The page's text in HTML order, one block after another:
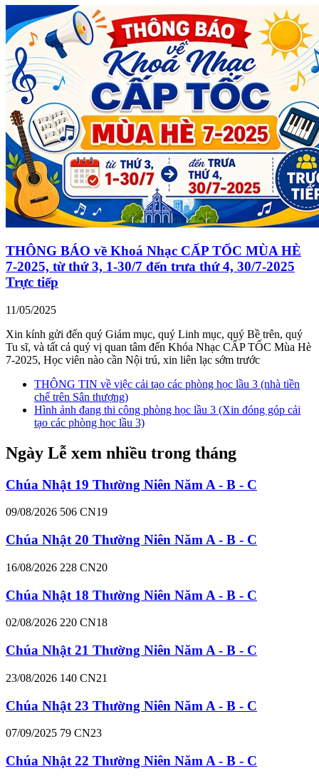
THÔNG BÁO về Khoá Nhạc CẤP TỐC MÙA HÈ
7-2025, từ thứ 3, 1-30/7 đến trưa thứ 4, 30/7-2025
Trực tiếp
11/05/2025
Xin kính gửi đến quý Giám mục, quý Linh mục, quý Bề trên, quý
Tu sĩ, và tất cả quý vị quan tâm đến Khóa Nhạc CẤP TỐC Mùa Hè
7-2025, Học viên nào cần Nội trú, xin liên lạc sớm trước
THÔNG TIN về việc cải tạo các phòng học lầu 3 (nhà tiền
chế trên Sân thượng)
Hình ảnh đang thi công phòng học lầu 3 (Xin đóng góp cải
tạo các phòng học lầu 3)
Ngày Lễ xem nhiều trong tháng
Chúa Nhật 19 Thường Niên Năm A - B - C
09/08/2026 506 CN19
Chúa Nhật 20 Thường Niên Năm A - B - C
16/08/2026 228 CN20
Chúa Nhật 18 Thường Niên Năm A - B - C
02/08/2026 220 CN18
Chúa Nhật 21 Thường Niên Năm A - B - C
23/08/2026 140 CN21
Chúa Nhật 23 Thường Niên Năm A - B - C
07/09/2025 79 CN23
Chúa Nhật 22 Thường Niên Năm A - B - C